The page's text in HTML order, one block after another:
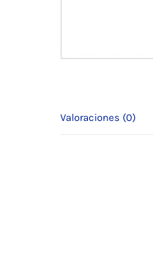
Valoraciones (0)